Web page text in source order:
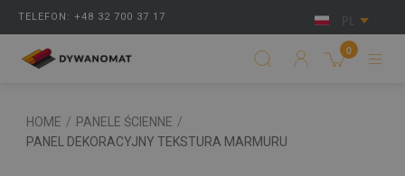
TELEFON: +48 32 700 37 17 PL
0
HOME / PANELE ŚCIENNE /
PANEL DEKORACYJNY TEKSTURA MARMURU